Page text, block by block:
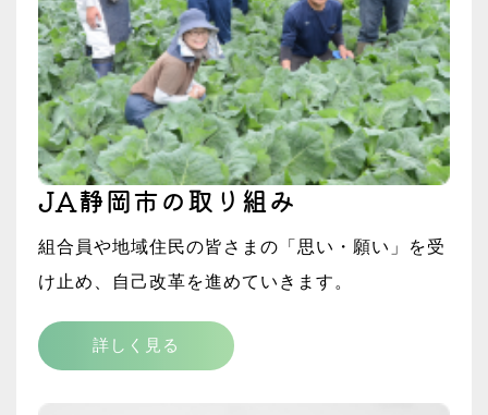
JA静岡市の取り組み
組合員や地域住民の皆さまの「思い・願い」を受
け止め、自己改革を進めていきます。
詳しく見る